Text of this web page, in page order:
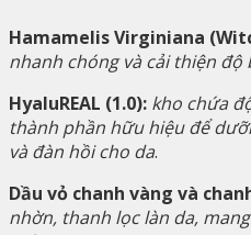
Hamamelis Virginiana
nhanh chóng và cải thiện độ
HyaluREAL (1.0): kho chứa
thành phần hữu hiệu để
và đàn hồi cho da.
Dầu vỏ chanh vàng và
nhờn, thanh lọc làn da,